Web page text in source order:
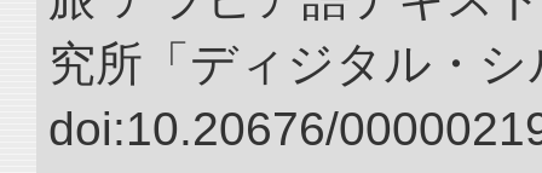
究所「ディジタル・
doi:10.20676/